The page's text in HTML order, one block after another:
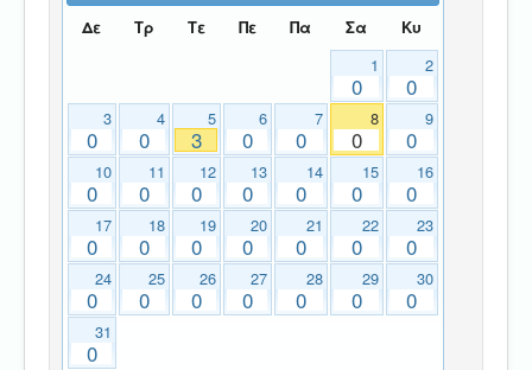
Δε Τρ Τε Πε Πα Σα Κυ
1
0
2
0
3
0
4
0
5
3
6
0
7
0
8
0
9
0
10
0
11
0
12
0
13
0
14
0
15
0
16
0
17
0
18
0
19
0
20
0
21
0
22
0
23
0
24
0
25
0
26
0
27
0
28
0
29
0
30
0
31
0